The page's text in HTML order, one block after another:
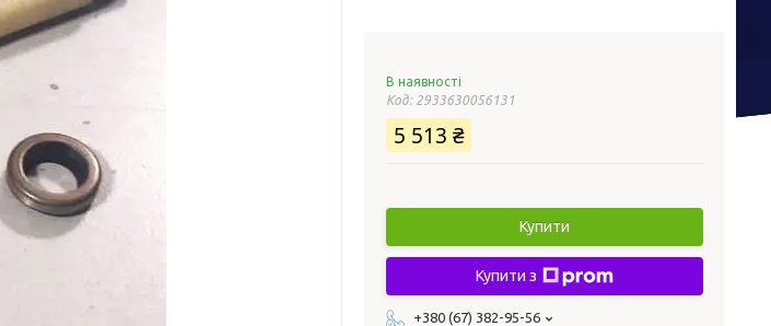
В наявності
Код: 2933630056131
5 513 ₴
Купити
Купити з
+380 (67) 382-95-56